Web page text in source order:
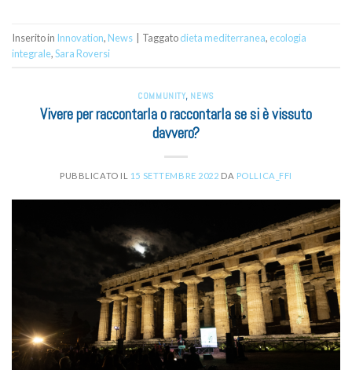
Inserito in Innovation, News | Taggatodieta mediterranea, ecologia
integrale,Sara Roversi
COMMUNITY, NEWS
Vivere per raccontarla o raccontarla se si è vissuto
davvero?
PUBBLICATO IL 15 SETTEMBRE 2022 DA POLLICA_FFI